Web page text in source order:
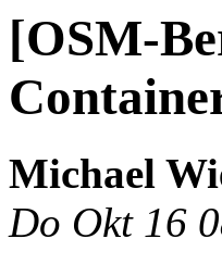
[OSM-
Michael
Do Okt 16